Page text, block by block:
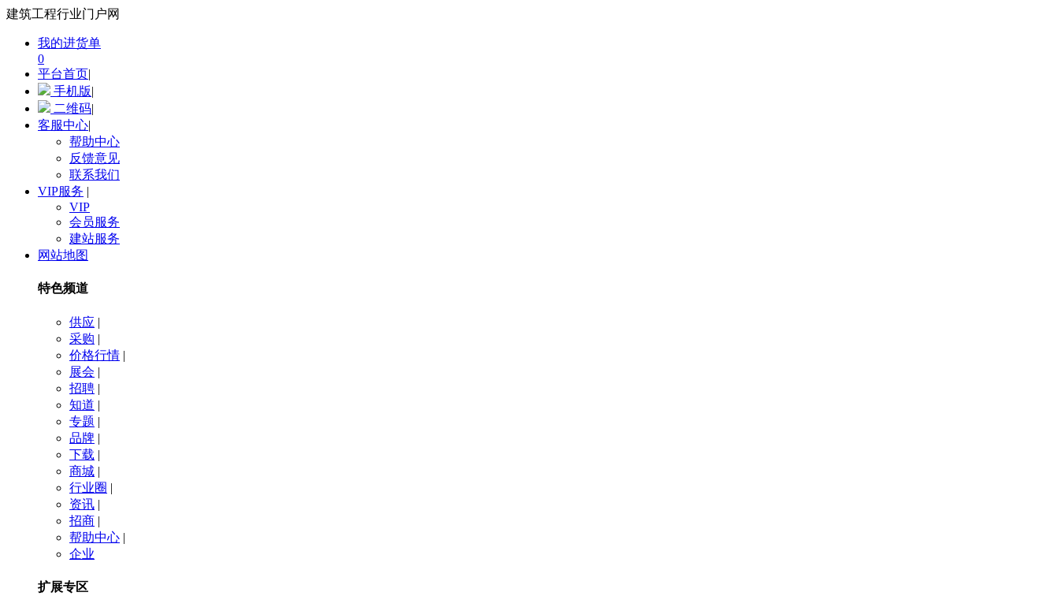
建筑工程行业门户网
我的进货单
0
平台首页|
手机版|
二维码|
客服中心|
帮助中心
反馈意见
联系我们
VIP服务 |
VIP
会员服务
建站服务
网站地图
特色频道
供应 |
采购 |
价格行情 |
展会 |
招聘 |
知道 |
专题 |
品牌 |
下载 |
商城 |
行业圈 |
资讯 |
招商 |
帮助中心 |
企业
扩展专区